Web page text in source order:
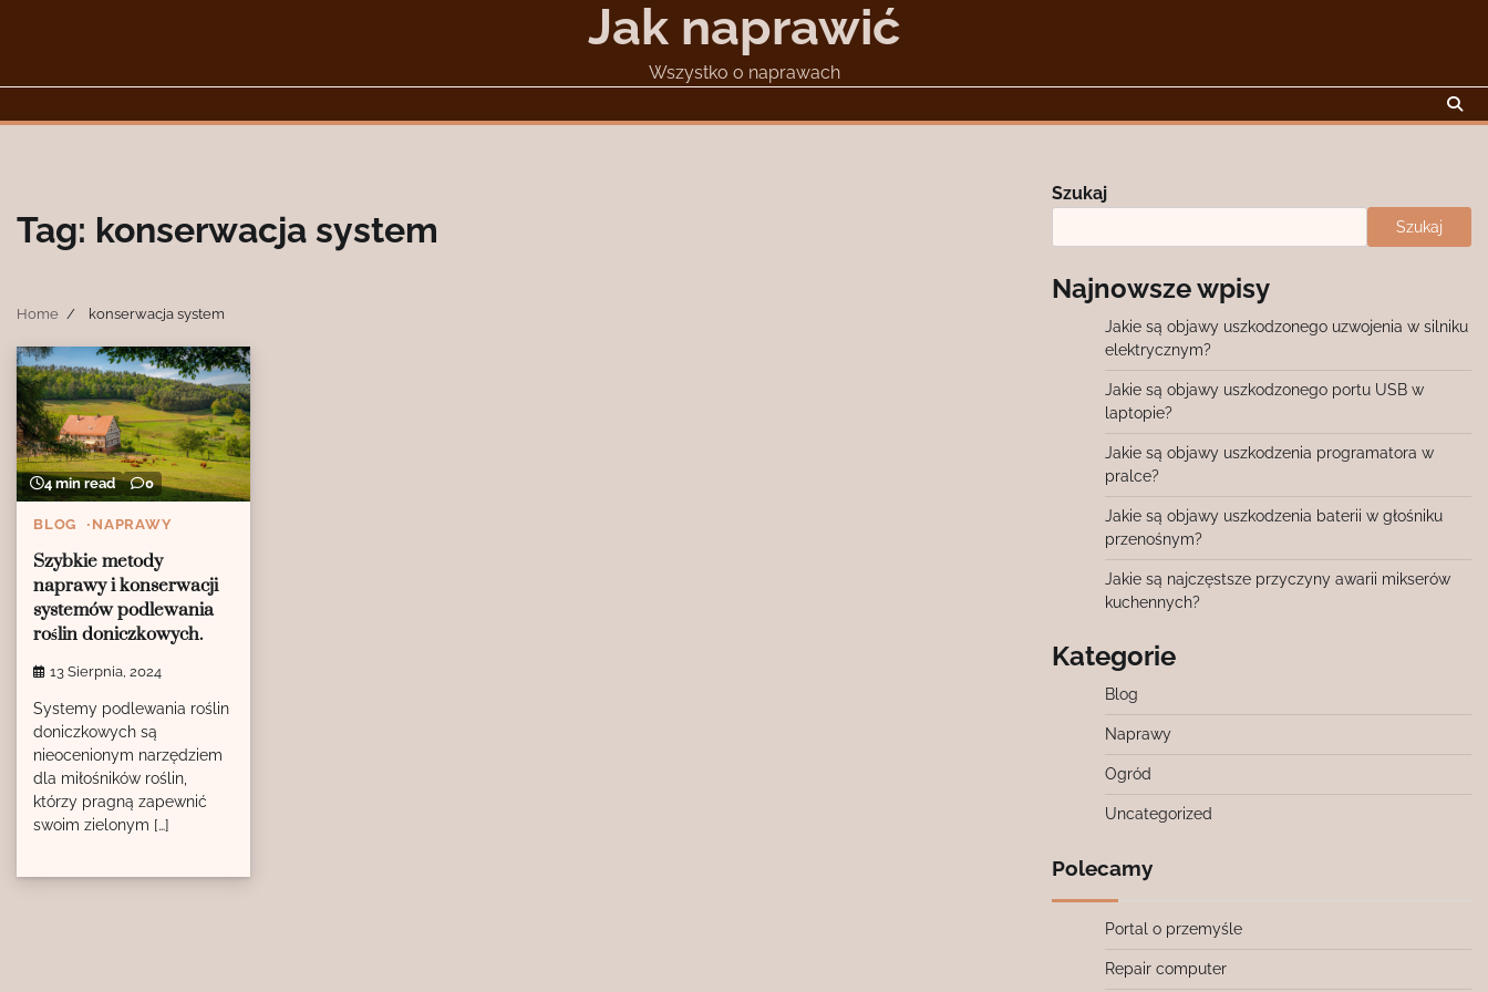
Jak naprawić
Wszystko o naprawach
Tag: konserwacja system
Home konserwacja system
4 min read 0
BLOG NAPRAWY
Szybkie metody
naprawy i konserwacji
systemów podlewania
roślin doniczkowych.
13 Sierpnia, 2024
Systemy podlewania roślin
doniczkowych są
nieocenionym narzędziem
dla miłośników roślin,
którzy pragną zapewnić
swoim zielonym […]
Szukaj
Szukaj
Najnowsze wpisy
Jakie są objawy uszkodzonego uzwojenia w silniku
elektrycznym?
Jakie są objawy uszkodzonego portu USB w
laptopie?
Jakie są objawy uszkodzenia programatora w
pralce?
Jakie są objawy uszkodzenia baterii w głośniku
przenośnym?
Jakie są najczęstsze przyczyny awarii mikserów
kuchennych?
Kategorie
Blog
Naprawy
Ogród
Uncategorized
Polecamy
Portal o przemyśle
Repair computer